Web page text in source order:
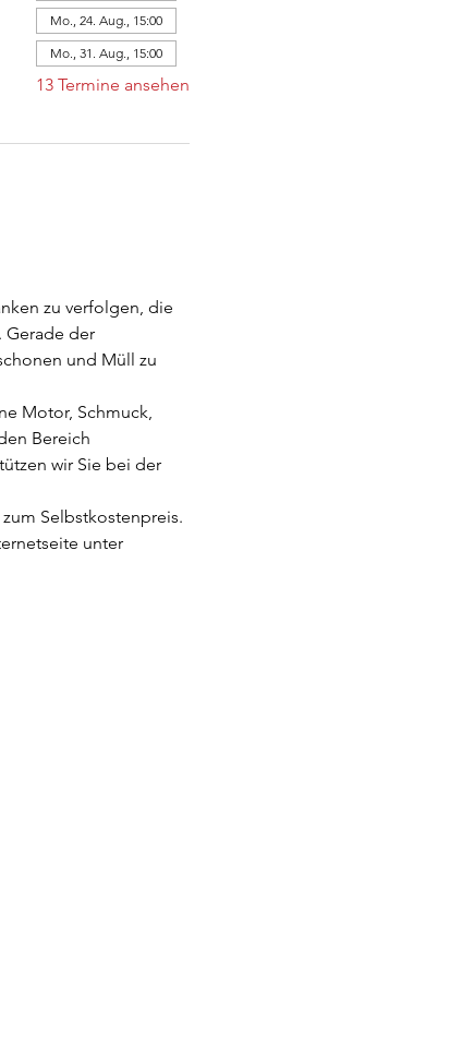
Mo., 24. Aug., 15:00
Mo., 31. Aug., 15:00
13 Termine ansehen
zu verfolgen, die
Gerade der
und Müll zu
Motor, Schmuck,
Bereich
wir Sie bei der
Selbstkostenpreis.
unter